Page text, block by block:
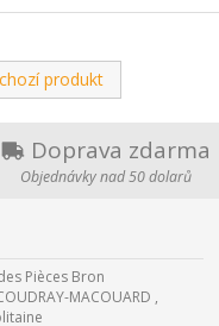
produkt
Doprava zdarma
Objednávky nad 50 dolarů
Pièces Bron
MACOUARD ,